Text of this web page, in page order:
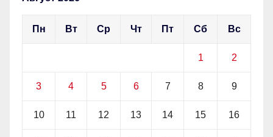
Пн Вт Ср Чт Пт Сб Вс
1 2
3 4 5 6 7 8 9
10 11 12 13 14 15 16